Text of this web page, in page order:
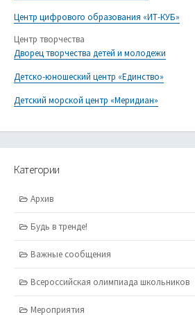
Центр цифрового образования «ИТ-КУБ»
Центр творчества
Дворец творчества детей и молодежи
Детско-юношеский центр «Единство»
Детский морской центр «Меридиан»
Категории
Архив
Будь в тренде!
Важные сообщения
Всероссийская олимпиада школьников
Мероприятия